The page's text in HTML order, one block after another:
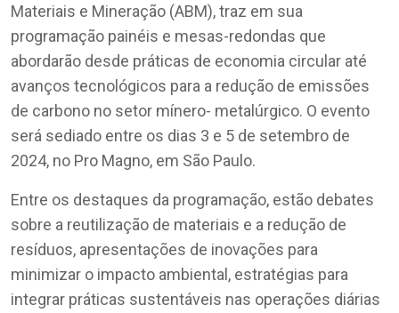
Materiais e Mineração (ABM), traz em sua
programação painéis e mesas-redondas que
abordarão desde práticas de economia circular até
avanços tecnológicos para a redução de emissões
de carbono no setor mínero- metalúrgico. O evento
será sediado entre os dias 3 e 5 de setembro de
2024, no Pro Magno, em São Paulo.
Entre os destaques da programação, estão debates
sobre a reutilização de materiais e a redução de
resíduos, apresentações de inovações para
minimizar o impacto ambiental, estratégias para
integrar práticas sustentáveis nas operações diárias